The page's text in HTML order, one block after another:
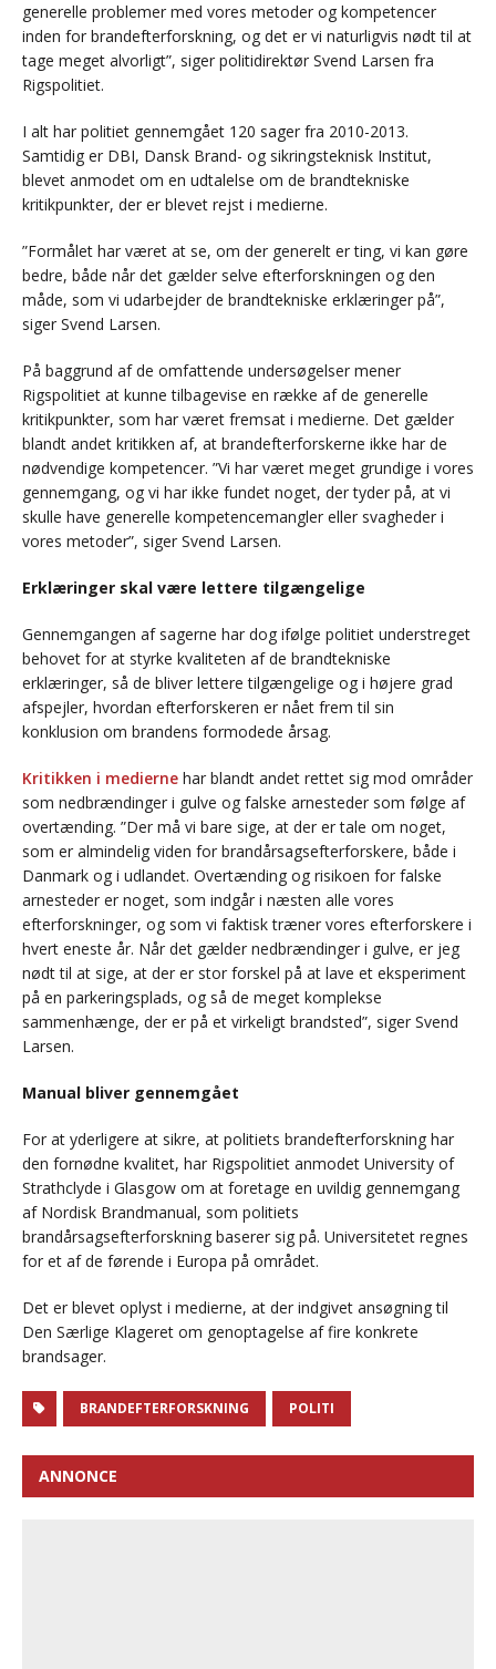
generelle problemer med vores metoder og kompetencer
inden for brandefterforskning, og det er vi naturligvis nødt til at
tage meget alvorligt”, siger politidirektør Svend Larsen fra
Rigspolitiet.
I alt har politiet gennemgået 120 sager fra 2010-2013.
Samtidig er DBI, Dansk Brand- og sikringsteknisk Institut,
blevet anmodet om en udtalelse om de brandtekniske
kritikpunkter, der er blevet rejst i medierne.
”Formålet har været at se, om der generelt er ting, vi kan gøre
bedre, både når det gælder selve efterforskningen og den
måde, som vi udarbejder de brandtekniske erklæringer på”,
siger Svend Larsen.
På baggrund af de omfattende undersøgelser mener
Rigspolitiet at kunne tilbagevise en række af de generelle
kritikpunkter, som har været fremsat i medierne. Det gælder
blandt andet kritikken af, at brandefterforskerne ikke har de
nødvendige kompetencer. ”Vi har været meget grundige i vores
gennemgang, og vi har ikke fundet noget, der tyder på, at vi
skulle have generelle kompetencemangler eller svagheder i
vores metoder”, siger Svend Larsen.
Erklæringer skal være lettere tilgængelige
Gennemgangen af sagerne har dog ifølge politiet understreget
behovet for at styrke kvaliteten af de brandtekniske
erklæringer, så de bliver lettere tilgængelige og i højere grad
afspejler, hvordan efterforskeren er nået frem til sin
konklusion om brandens formodede årsag.
Kritikken i medierne har blandt andet rettet sig mod områder
som nedbrændinger i gulve og falske arnesteder som følge af
overtænding. ”Der må vi bare sige, at der er tale om noget,
som er almindelig viden for brandårsagsefterforskere, både i
Danmark og i udlandet. Overtænding og risikoen for falske
arnesteder er noget, som indgår i næsten alle vores
efterforskninger, og som vi faktisk træner vores efterforskere i
hvert eneste år. Når det gælder nedbrændinger i gulve, er jeg
nødt til at sige, at der er stor forskel på at lave et eksperiment
på en parkeringsplads, og så de meget komplekse
sammenhænge, der er på et virkeligt brandsted”, siger Svend
Larsen.
Manual bliver gennemgået
For at yderligere at sikre, at politiets brandefterforskning har
den fornødne kvalitet, har Rigspolitiet anmodet University of
Strathclyde i Glasgow om at foretage en uvildig gennemgang
af Nordisk Brandmanual, som politiets
brandårsagsefterforskning baserer sig på. Universitetet regnes
for et af de førende i Europa på området.
Det er blevet oplyst i medierne, at der indgivet ansøgning til
Den Særlige Klageret om genoptagelse af fire konkrete
brandsager.
BRANDEFTERFORSKNING POLITI
ANNONCE